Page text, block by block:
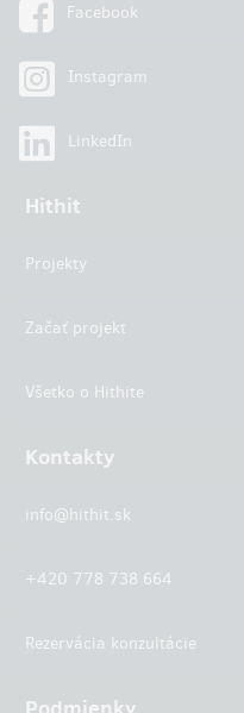
Facebook
Instagram
LinkedIn
Hithit
Projekty
Začať projekt
Všetko o Hithite
Kontakty
info@hithit.sk
+420 778 738 664
Rezervácia konzultácie